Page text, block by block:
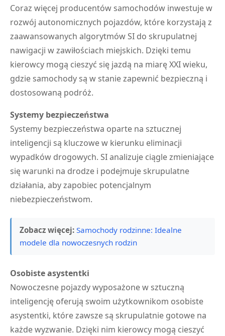
Coraz więcej producentów samochodów inwestuje w
rozwój autonomicznych pojazdów, które korzystają z
zaawansowanych algorytmów SI do skrupulatnej
nawigacji w zawiłościach miejskich. Dzięki temu
kierowcy mogą cieszyć się jazdą na miarę XXI wieku,
gdzie samochody są w stanie zapewnić bezpieczną i
dostosowaną podróż.
Systemy bezpieczeństwa
Systemy bezpieczeństwa oparte na sztucznej
inteligencji są kluczowe w kierunku eliminacji
wypadków drogowych. SI analizuje ciągle zmieniające
się warunki na drodze i podejmuje skrupulatne
działania, aby zapobiec potencjalnym
niebezpieczeństwom.
Zobacz więcej: Samochody rodzinne: Idealne
modele dla nowoczesnych rodzin
Osobiste asystentki
Nowoczesne pojazdy wyposażone w sztuczną
inteligencję oferują swoim użytkownikom osobiste
asystentki, które zawsze są skrupulatnie gotowe na
każde wyzwanie. Dzięki nim kierowcy mogą cieszyć